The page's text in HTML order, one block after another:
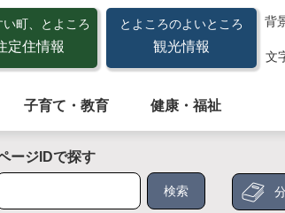
町、とよころ
定住情報
とよころのよいところ
観光情報
背
文
子育て・教育 健康・福祉
ージIDで探す